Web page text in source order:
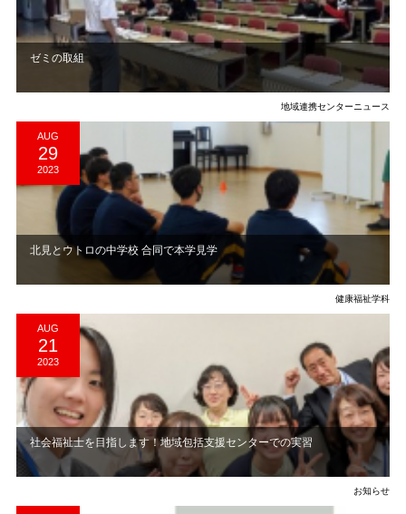
ゼミの取組
地域連携センターニュース
AUG
29
2023
北見とウトロの中学校 合同で本学見学
健康福祉学科
AUG
21
2023
社会福祉士を目指します！地域包括支援センターでの実習
お知らせ